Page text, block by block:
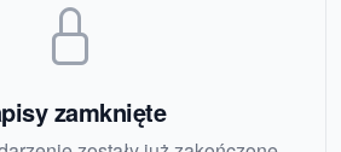
zamknięte